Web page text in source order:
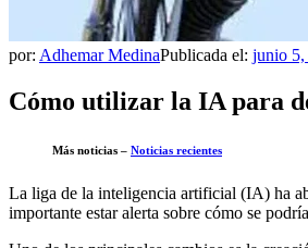
por: Adhemar MedinaPublicada el: junio 5,
Cómo utilizar la IA para
Más noticias – Noticias recientes
La liga de la inteligencia artificial (IA) ha
importante estar alerta sobre cómo se